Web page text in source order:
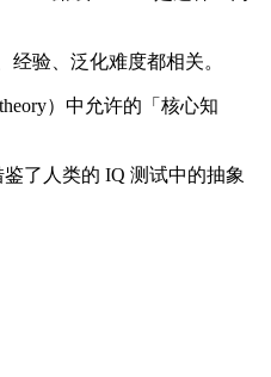
验、泛化难度都相关。
）中允许的「核心知
了人类的 IQ 测试中的抽象